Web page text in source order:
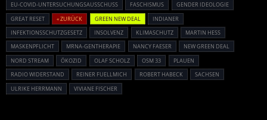
EU-COVID-UNTERSUCHUNGSAUSSCHUSS
FASCHISMUS
GENDER IDEOLOGIE
GREAT RESET
« ZURÜCK GREEN NEW DEAL
INDIANER
INFEKTIONSSCHUTZGESETZ
INSOLVENZ KLIMASCHUTZ
MARTIN HESS
MASKENPFLICHT
MRNA-GENTHERAPIE NANCY FAESER
NEW GREEN DEAL
NORD STREAM
ÖKOZID OLAF SCHOLZ OSM 33
PLAUEN
RADIO WIDERSTAND
REINER FUELLMICH ROBERT HABECK
SACHSEN
ULRIKE HERRMANN
VIVIANE FISCHER